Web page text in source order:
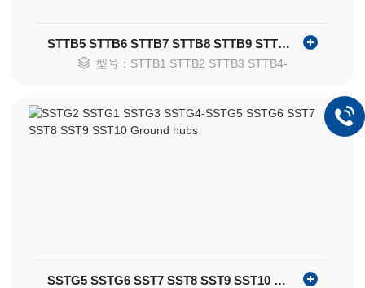
STTB5 STTB6 STTB7 STTB8 STTB9 STTB10 Myers hubs
型号：STTB1 STTB2 STTB3 STTB4-
SSTG5 SSTG6 SST7 SST8 SST9 SST10 Ground hubs